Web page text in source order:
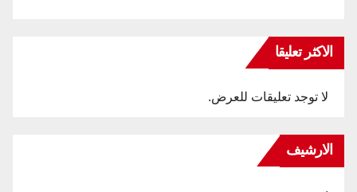
الاكثر تعليقا
لا توجد تعليقات للعرض.
الارشيف